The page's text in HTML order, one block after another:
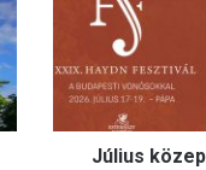
k
z
Július